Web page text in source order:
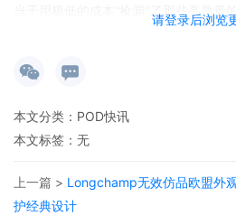
请登录后浏览
当于用极低的成本“捡漏"了那些高质量
2.关键词工程:聚焦"长尾金矿”
主攻长尾关键词:放弃那些宽泛、竞争
with milk frother"这样的长尾词。这些
然更高，同时竞争小，CPC更低。
间。然后从搜索词报告中，筛选出那些
准长尾词。这些词就是你的“金矿"，把
本文分类： POD快讯
本文标签：无
上一篇 > Longchamp无效仿品欧盟外
护经典设计